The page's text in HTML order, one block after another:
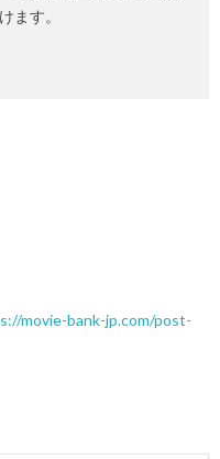
ます。
movie-bank-jp.com/post-